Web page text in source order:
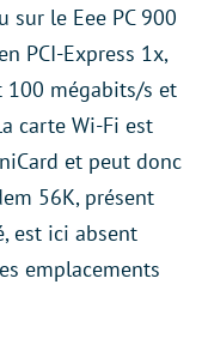
sur le Eee PC 900
PCI-Express 1x,
100 mégabits/s et
carte Wi-Fi est
et peut donc
56K, présent
est ici absent
emplacements